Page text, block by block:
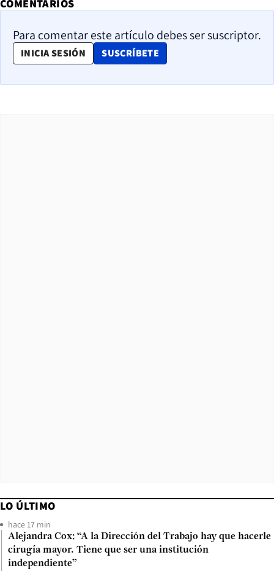
COMENTARIOS
Para comentar este artículo debes ser suscriptor.
INICIA SESIÓN SUSCRÍBETE
OPENS IN NEW WINDOW
LO ÚLTIMO
hace 17 min
Alejandra Cox: “A la Dirección del Trabajo hay que hacerle
cirugía mayor. Tiene que ser una institución
independiente”